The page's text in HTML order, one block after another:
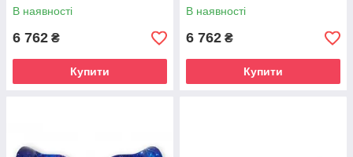
В наявності
6 762 ₴
Купити
В наявності
6 762 ₴
Купити